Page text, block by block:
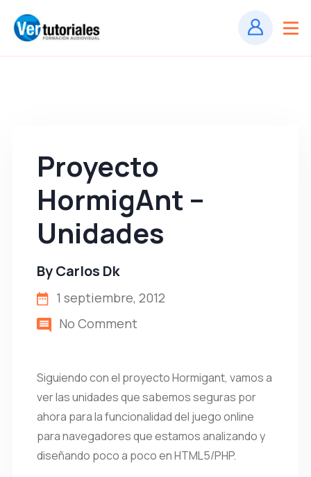
Proyecto
HormigAnt –
Unidades
ByCarlos Dk
1 septiembre, 2012
No Comment
Siguiendo con el proyecto Hormigant, vamos a
ver las unidades que sabemos seguras por
ahora para la funcionalidad del juego online
para navegadores que estamos analizando y
diseñando poco a poco en HTML5/PHP.